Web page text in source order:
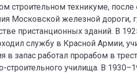
строительном техникуме,
Московской железной дороги,
пристанционных зданий. В
службу в Красной Армии,
в запас работал прорабом в
строительного училища. В